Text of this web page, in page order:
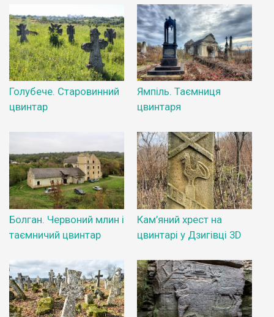
Голубече. Старовинний
цвинтар
Ямпіль. Таємниця
цвинтаря
Болган. Червоний млин і
таємничий цвинтар
Кам’яний хрест на
цвинтарі у Дзигівці 3D